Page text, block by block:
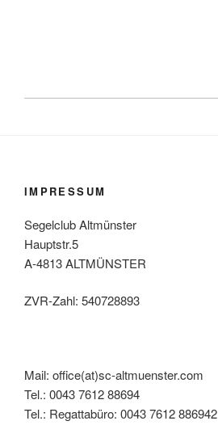
IMPRESSUM
Segelclub Altmünster
Hauptstr.5
A-4813 ALTMÜNSTER
ZVR-Zahl: 540728893
Mail: office(at)sc-altmuenster.com
Tel.: 0043 7612 88694
Tel.: Regattabüro: 0043 7612 886942